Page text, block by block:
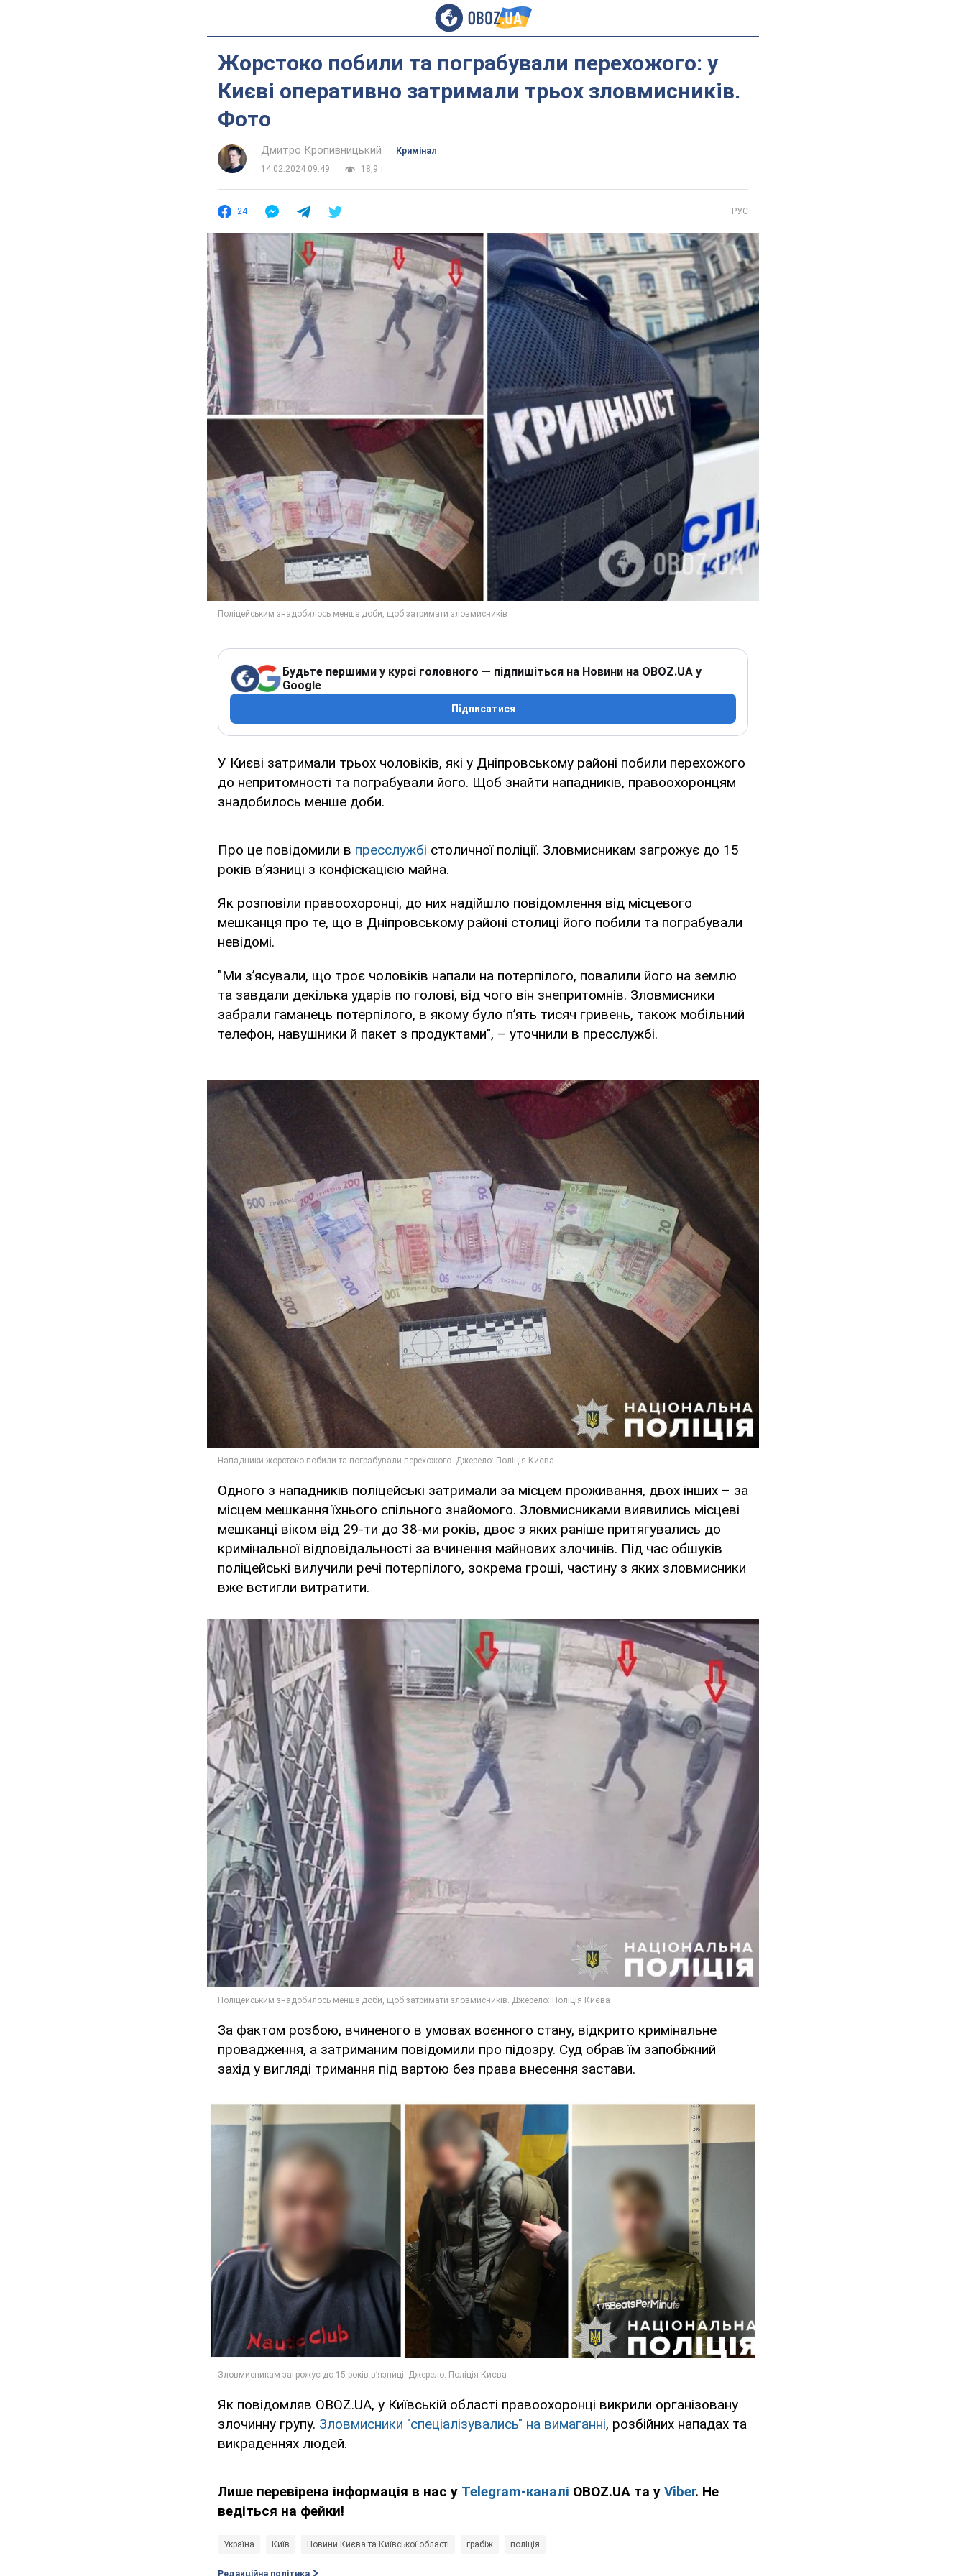
Жорстоко побили та пограбували перехожого: у
Києві оперативно затримали трьох зловмисників.
Фото
Дмитро Кропивницький
Кримінал
14.02.2024 09:49
18,9 т.
24 РУС
Будьте першими у курсі головного — підпишіться на Новини на OBOZ.UA у
Google
Підписатися
У Києві затримали трьох чоловіків, які у Дніпровському районі побили перехожого
до непритомності та пограбували його. Щоб знайти нападників, правоохоронцям
знадобилось менше доби.
Про це повідомили в пресслужбі столичної поліції. Зловмисникам загрожує до 15
років в’язниці з конфіскацією майна.
Як розповіли правоохоронці, до них надійшло повідомлення від місцевого
мешканця про те, що в Дніпровському районі столиці його побили та пограбували
невідомі.
"Ми з’ясували, що троє чоловіків напали на потерпілого, повалили його на землю
та завдали декілька ударів по голові, від чого він знепритомнів. Зловмисники
забрали гаманець потерпілого, в якому було п’ять тисяч гривень, також мобільний
телефон, навушники й пакет з продуктами", – уточнили в пресслужбі.
Одного з нападників поліцейські затримали за місцем проживання, двох інших – за
місцем мешкання їхнього спільного знайомого. Зловмисниками виявились місцеві
мешканці віком від 29-ти до 38-ми років, двоє з яких раніше притягувались до
кримінальної відповідальності за вчинення майнових злочинів. Під час обшуків
поліцейські вилучили речі потерпілого, зокрема гроші, частину з яких зловмисники
вже встигли витратити.
За фактом розбою, вчиненого в умовах воєнного стану, відкрито кримінальне
провадження, а затриманим повідомили про підозру. Суд обрав їм запобіжний
захід у вигляді тримання під вартою без права внесення застави.
Як повідомляв OBOZ.UA, у Київській області правоохоронці викрили організовану
злочинну групу. Зловмисники "спеціалізувались" на вимаганні, розбійних нападах та
викраденнях людей.
Лише перевірена інформація в нас у Telegram-каналі OBOZ.UA та у Viber. Не
ведіться на фейки!
Україна Київ Новини Києва та Київської області грабіж поліція
Редакційна політика